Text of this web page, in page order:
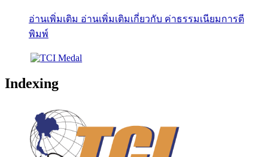
อ่านเพิ่มเติม อ่านเพิ่มเติมเกี่ยวกับ ค่าธรรมเนียมการตี
พิมพ์
Indexing